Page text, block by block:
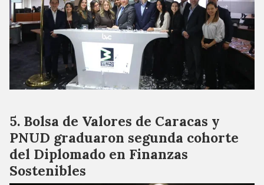
Bolsa de Valores de Caracas y
PNUD graduaron segunda cohorte
del Diplomado en Finanzas
Sostenibles